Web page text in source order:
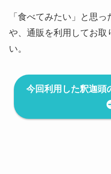
「食べてみたい」と思
や、通販を利用してお取
い。
今回利用した釈迦頭